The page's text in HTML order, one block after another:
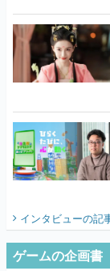
インタビューの記
ゲームの企画書